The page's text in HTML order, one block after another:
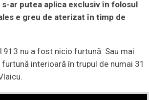
ar putea aplica exclusiv în folosul
e greu de aterizat în timp de
nu a fost nicio furtună. Sau mai
interioară în trupul de numai 31